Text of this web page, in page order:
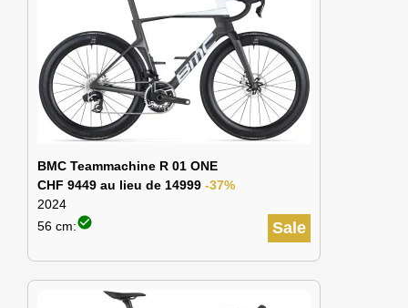
BMC Teammachine R 01 ONE
CHF 9449 au lieu de 14999 -37%
2024
Sale
56 cm:check_circle